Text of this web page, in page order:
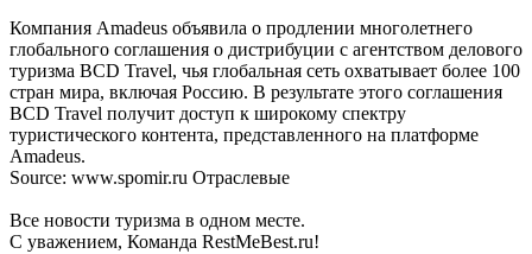
Компания Amadeus объявила о продлении многолетнего
глобального соглашения о дистрибуции с агентством делового
туризма BCD Travel, чья глобальная сеть охватывает более 100
стран мира, включая Россию. В результате этого соглашения
BCD Travel получит доступ к широкому спектру
туристического контента, представленного на платформе
Amadeus.
Source: www.spomir.ru Отраслевые
Все новости туризма в одном месте.
С уважением, Команда RestMeBest.ru!